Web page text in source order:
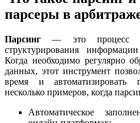
парсеры в
Парсинг — это процесс
структурирования
Когда необходимо регулярно
данных, этот инструмент
время и автоматизировать
несколько примеров, когда
Автоматическое